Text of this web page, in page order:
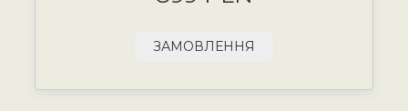
ЗАМОВЛЕННЯ